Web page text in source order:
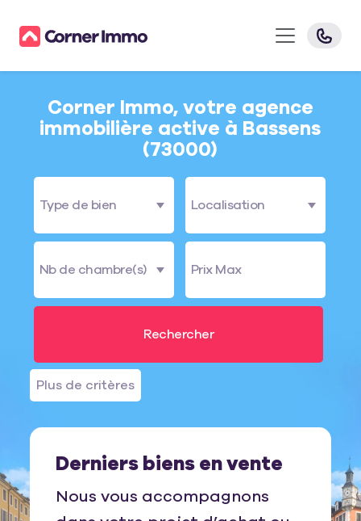
Corner Immo, votre agence
immobilière active à Bassens
(73000)
Plus de critères
Derniers biens en vente
Nous vous accompagnons